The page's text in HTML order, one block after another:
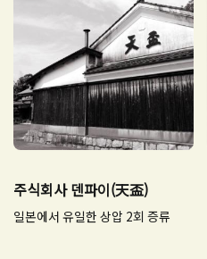
주식회사 덴파이(天盃)
일본에서 유일한 상압 2회 증류